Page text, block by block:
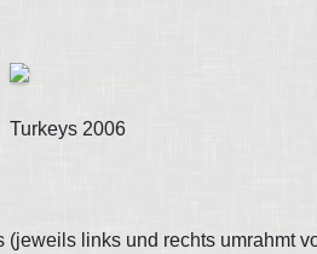
Turkeys 2006
links und rechts umrahmt